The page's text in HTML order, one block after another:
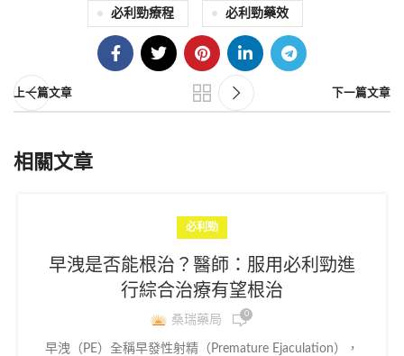
必利勁療程 必利勁藥效
上一篇文章 下一篇文章
相關文章
必利勁
早洩是否能根治？醫師：服用必利勁進
行綜合治療有望根治
桑瑞藥局 0
早洩（PE）全稱早發性射精（Premature Ejaculation），